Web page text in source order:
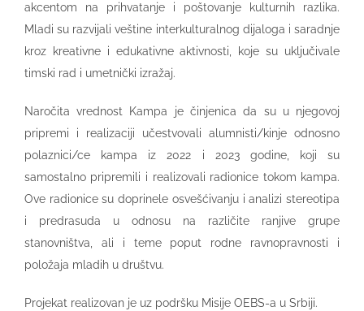
akcentom na prihvatanje i poštovanje kulturnih razlika.
Mladi su razvijali veštine interkulturalnog dijaloga i saradnje
kroz kreativne i edukativne aktivnosti, koje su uključivale
timski rad i umetnički izražaj.
Naročita vrednost Kampa je činjenica da su u njegovoj
pripremi i realizaciji učestvovali alumnisti/kinje odnosno
polaznici/ce kampa iz 2022 i 2023 godine, koji su
samostalno pripremili i realizovali radionice tokom kampa.
Ove radionice su doprinele osvešćivanju i analizi stereotipa
i predrasuda u odnosu na različite ranjive grupe
stanovništva, ali i teme poput rodne ravnopravnosti i
položaja mladih u društvu.
Projekat realizovan je uz podršku Misije OEBS-a u Srbiji.